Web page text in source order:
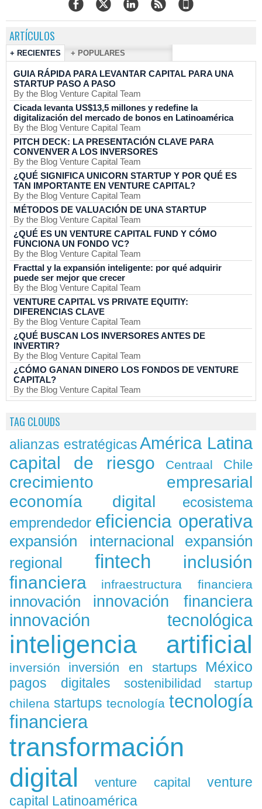
ARTÍCULOS
+ RECIENTES + POPULARES
GUIA RÁPIDA PARA LEVANTAR CAPITAL PARA UNA
STARTUP PASO A PASO
By the Blog Venture Capital Team
Cicada levanta US$13,5 millones y redefine la
digitalización del mercado de bonos en Latinoamérica
By the Blog Venture Capital Team
PITCH DECK: LA PRESENTACIÓN CLAVE PARA
CONVENVER A LOS INVERSORES
By the Blog Venture Capital Team
¿QUÉ SIGNIFICA UNICORN STARTUP Y POR QUÉ ES
TAN IMPORTANTE EN VENTURE CAPITAL?
By the Blog Venture Capital Team
MÉTODOS DE VALUACIÓN DE UNA STARTUP
By the Blog Venture Capital Team
¿QUÉ ES UN VENTURE CAPITAL FUND Y CÓMO
FUNCIONA UN FONDO VC?
By the Blog Venture Capital Team
Fracttal y la expansión inteligente: por qué adquirir
puede ser mejor que crecer
By the Blog Venture Capital Team
VENTURE CAPITAL VS PRIVATE EQUITIY:
DIFERENCIAS CLAVE
By the Blog Venture Capital Team
¿QUÉ BUSCAN LOS INVERSORES ANTES DE
INVERTIR?
By the Blog Venture Capital Team
¿CÓMO GANAN DINERO LOS FONDOS DE VENTURE
CAPITAL?
By the Blog Venture Capital Team
TAG CLOUDS
alianzas estratégicas América Latina
capital de riesgo Centraal Chile
crecimiento empresarial
economía digital
ecosistema
emprendedor eficiencia operativa
expansión internacional
expansión
regional
fintech
inclusión
financiera
infraestructura financiera
innovación innovación financiera
innovación tecnológica
inteligencia artificial
inversión inversión en startups México
pagos digitales sostenibilidad
startup
chilena startups tecnología tecnología
financiera
transformación
digital
venture capital
venture
capital Latinoamérica